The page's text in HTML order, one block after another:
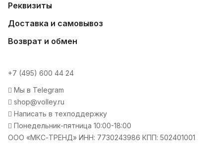
Реквизиты
Доставка и самовывоз
Возврат и обмен
+7 (495) 600 44 24
Мы в Telegram
shop@volley.ru
Написать в техподдержку
Понедельник-пятница 10:00-18:00
ООО «МКС-ТРЕНД» ИНН: 7730243986 КПП: 502401001